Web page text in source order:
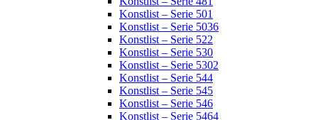
Konstlist – Serie 501
Konstlist – Serie 5036
Konstlist – Serie 522
Konstlist – Serie 530
Konstlist – Serie 5302
Konstlist – Serie 544
Konstlist – Serie 545
Konstlist – Serie 546
Konstlist – Serie 5464